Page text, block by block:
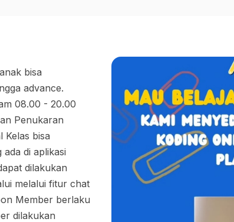
bisa
advance.
08.00 - 20.00
Penukaran
Kelas bisa
di aplikasi
dilakukan
melalui fitur chat
Member berlaku
dilakukan